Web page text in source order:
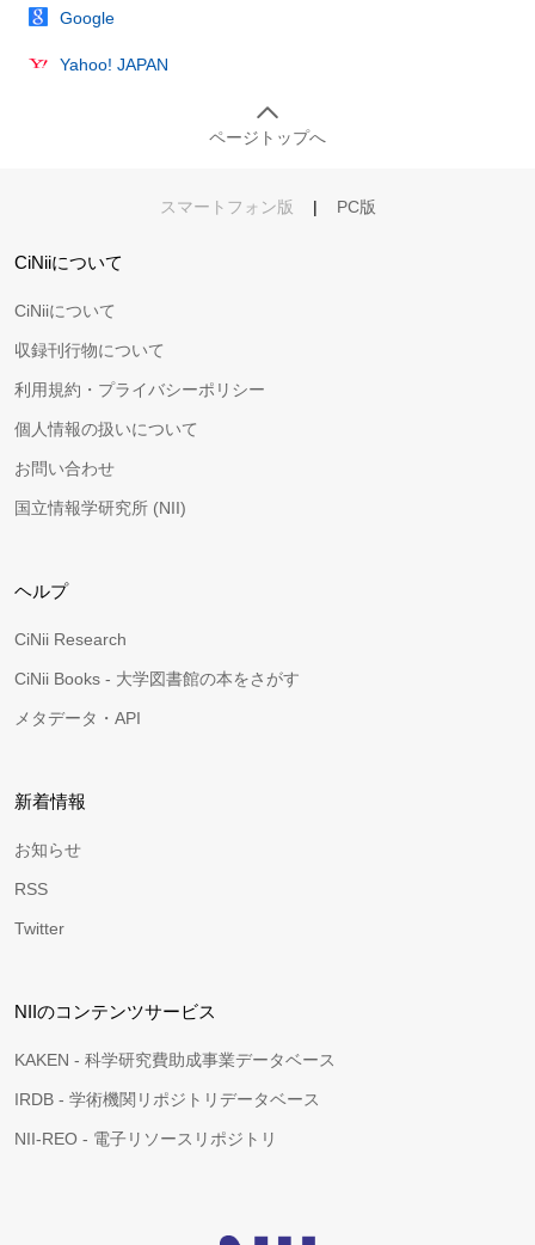
Google
Yahoo! JAPAN
ページトップへ
スマートフォン版 | PC版
CiNiiについて
CiNiiについて
収録刊行物について
利用規約・プライバシーポリシー
個人情報の扱いについて
お問い合わせ
国立情報学研究所 (NII)
ヘルプ
CiNii Research
CiNii Books - 大学図書館の本をさがす
メタデータ・API
新着情報
お知らせ
RSS
Twitter
NIIのコンテンツサービス
KAKEN - 科学研究費助成事業データベース
IRDB - 学術機関リポジトリデータベース
NII-REO - 電子リソースリポジトリ